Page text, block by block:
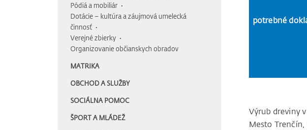
Pódiá a mobiliár
Dotácie – kultúra a záujmová umelecká
činnosť
Verejné zbierky
Organizovanie občianskych obradov
MATRIKA
OBCHOD A SLUŽBY
SOCIÁLNA POMOC
ŠPORT A MLÁDEŽ
potrebné
Výrub dreviny
Mesto